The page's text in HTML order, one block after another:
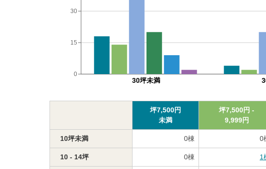
30坪未満
0
15
30
坪7,500円
未満
坪7,500円 -
9,999円
10坪未満 0棟 0
10 - 14坪 0棟 1